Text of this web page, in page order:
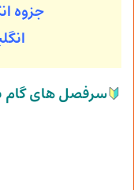
جزوه
سرفصل های گام